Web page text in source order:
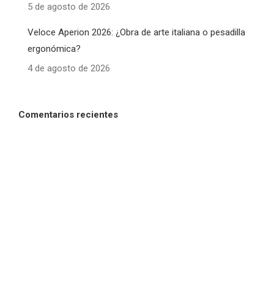
5 de agosto de 2026
Veloce Aperion 2026: ¿Obra de arte italiana o pesadilla
ergonómica?
4 de agosto de 2026
Comentarios recientes